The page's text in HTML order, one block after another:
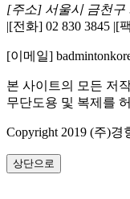
[주소] 서울시 금천구
|[전화] 02 830 3845 |[
[이메일]
본 사이트의 모든 저
무단도용 및 복제를
Copyright 2019 (주)경
상단으로